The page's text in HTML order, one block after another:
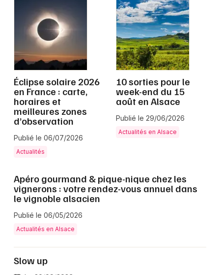
Alsace
Grand Est
Jeux concours
Newsletter des sorties
Artistes en tournée
Magazine à Colmar
Actus tourisme & loisirs
Restaurants
Éclipse solaire 2026
en France : carte,
horaires et
meilleures zones
d’observation
Publié le 06/07/2026
Actualités
10 sorties pour le
week-end du 15
août en Alsace
Publié le 29/06/2026
Actualités en Alsace
Apéro gourmand & pique-nique chez les
vignerons : votre rendez-vous annuel dans
le vignoble alsacien
Publié le 06/05/2026
Actualités en Alsace
Slow up